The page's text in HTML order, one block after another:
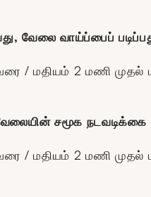
வேலை வாய்ப்பைப்
/ மதியம் 2 மணி
சமூக நடவடிக்கை
/ மதியம் 2 மணி